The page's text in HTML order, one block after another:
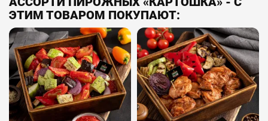
ЭТИМ ТОВАРОМ ПОКУПАЮТ: